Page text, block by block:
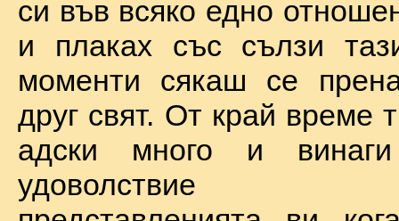
си във всяко едно
и плаках със сълзи
моменти сякаш се
друг свят. От край време
адски много и
удоволствие